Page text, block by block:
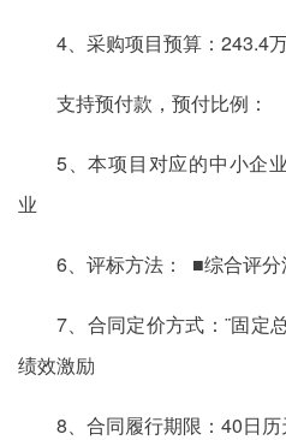
4、采购项目预算：243.4
支持预付款，预付比
5、本项目对应的中小企
业
6、评标方法： ■综合评
7、合同定价方式：¨固定
绩效激励
8、合同履行期限：40日历